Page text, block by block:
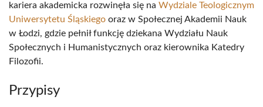
kariera akademicka rozwinęła się na Wydziale Teologicznym
Uniwersytetu Śląskiego oraz w Społecznej Akademii Nauk
w Łodzi, gdzie pełnił funkcję dziekana Wydziału Nauk
Społecznych i Humanistycznych oraz kierownika Katedry
Filozofii.
Przypisy